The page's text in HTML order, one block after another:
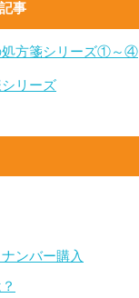
事
処方箋シリーズ①～④
シリーズ
ンバー購入